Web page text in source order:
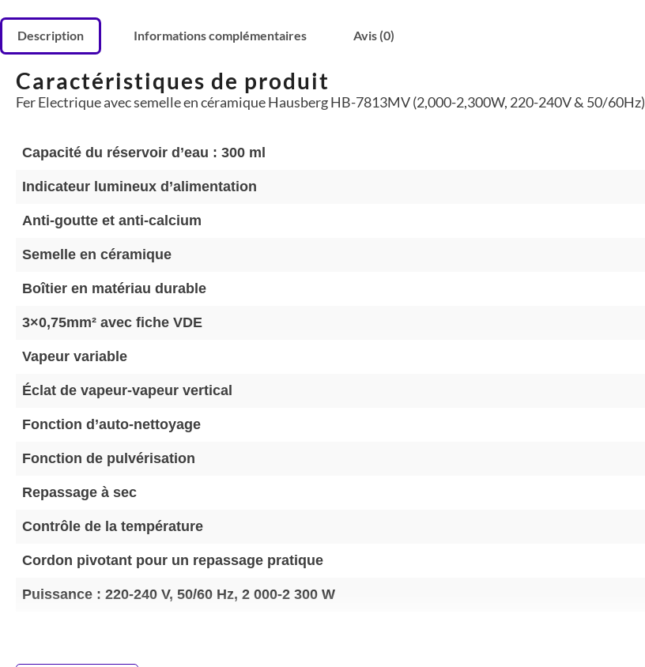
Description Informations complémentaires Avis (0)
Caractéristiques de produit
Fer Electrique avec semelle en céramique Hausberg HB-7813MV (2,000-2,300W, 220-240V & 50/60Hz)
Capacité du réservoir d’eau : 300 ml
Indicateur lumineux d’alimentation
Anti-goutte et anti-calcium
Semelle en céramique
Boîtier en matériau durable
3×0,75mm² avec fiche VDE
Vapeur variable
Éclat de vapeur-vapeur vertical
Fonction d’auto-nettoyage
Fonction de pulvérisation
Repassage à sec
Contrôle de la température
Cordon pivotant pour un repassage pratique
Puissance : 220-240 V, 50/60 Hz, 2 000-2 300 W